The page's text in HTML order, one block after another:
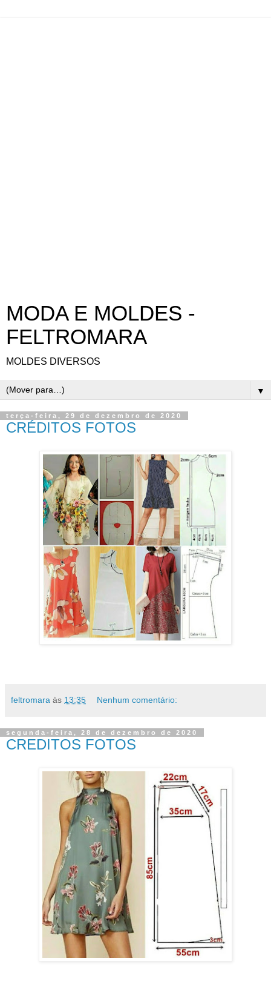
MODA E MOLDES -
FELTROMARA
MOLDES DIVERSOS
▼
terça-feira, 29 de dezembro de 2020
CRÉDITOS FOTOS
feltromara às 13:35 Nenhum comentário:
segunda-feira, 28 de dezembro de 2020
CREDITOS FOTOS